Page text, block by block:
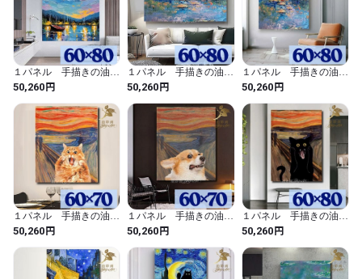
【形　状】
キャンパス
【内　容】
５パネルセット、画びょう付
【サイズ】約
25センチ×40センチが2つ
20センチ×50センチが2つ
20センチ×60センチが1つ
厚み；約2センチ
※サイズ、色合いなど若干の誤差はご了承くださいませ。
【素　材】
手書きの油彩画パネル
【納期】
３０日～50日程度いただきます。
※お客様のご注文を受けてから制作いたします。
ほとんどは30日前後で完成しますが、お時間をいただきますの
１パネル 手描きの油彩
画 ゴッホ 星月夜 ア
レンジ 絵画 インテリ
ア モダン アートパネ
ル 6025
50,260円
１パネル 手描きの油彩
画 モネ 睡蓮 アレン
ジ モネ 睡蓮 アレン
ジ 縦 絵画 インテリ
ル 6024
50,260円
１パネル 手描きの油彩
画 モネ 睡蓮 アレン
ジ 縦 絵画 インテリ
ア モダン アートパネ
ル 6023
50,260円
１パネル 手描きの油彩
画 ムンクの叫び 猫ア
レンジ 絵画 インテリ
ア モダン アートパネ
ル 6022
50,260円
１パネル 手描きの油彩
画 ムンクの叫び 犬ア
レンジ 絵画 インテリ
ア モダン アートパネ
ル 6021
50,260円
１パネル 手描きの油彩
画 ムンクの叫び 黒猫
アレンジ 絵画 インテ
リア モダン アートパネ
ル 6020
50,260円